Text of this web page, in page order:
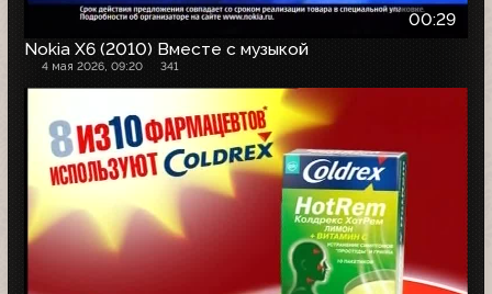
00:29
Nokia X6 (2010) Вместе с музыкой
4 мая 2026, 09:20 341